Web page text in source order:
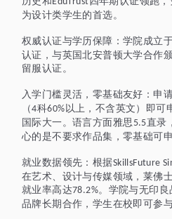
为设计类学生的首选。
权威认证与学历保障：学院成立
认证，与英国北安普顿大学合作
留服认证。
入学门槛灵活，零基础友好：申
（4科60% 以上 ， 不含英文 ）即可
国际大一。语言方面雅思 5.5直录
心的是不要求作品集，零基础可
就业数据领先：根据SkillsFuture
在艺术、设计与传媒领域，莱佛
就业率高达78.2%。学院与无印
品牌长期合作，学生在校即可参